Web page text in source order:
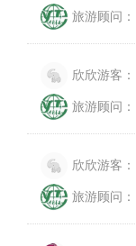
旅游顾问：
欣欣游客：
旅游顾问：
欣欣游客：
旅游顾问：